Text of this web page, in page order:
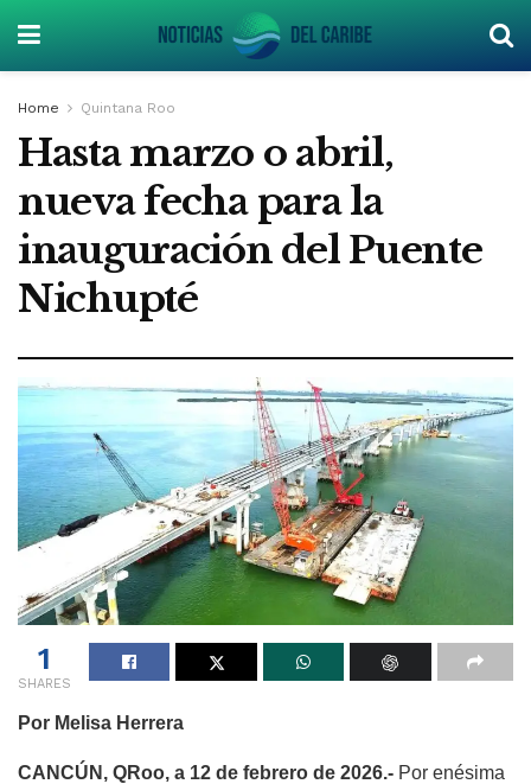
Home Quintana Roo
Hasta marzo o abril,
nueva fecha para la
inauguración del Puente
Nichupté
1
SHARES
Por Melisa Herrera
CANCÚN, QRoo, a 12 de febrero de 2026.- Por enésima